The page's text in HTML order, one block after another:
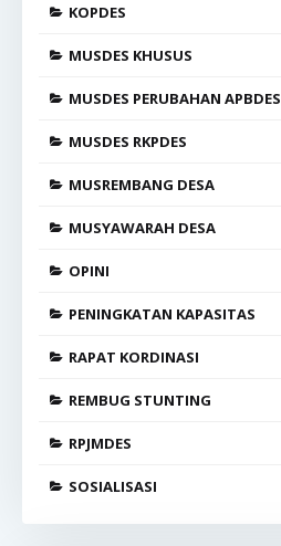
KOPDES
MUSDES KHUSUS
MUSDES PERUBAHAN APBDES
MUSDES RKPDES
MUSREMBANG DESA
MUSYAWARAH DESA
OPINI
PENINGKATAN KAPASITAS
RAPAT KORDINASI
REMBUG STUNTING
RPJMDES
SOSIALISASI